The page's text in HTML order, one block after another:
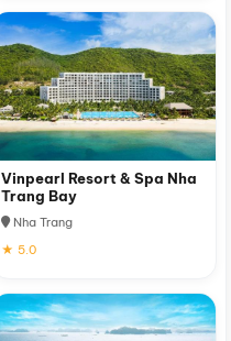
Vinpearl Resort & Spa Nha
Trang Bay
Nha Trang
★ 5.0